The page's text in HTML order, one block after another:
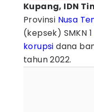
Kupang, IDN
Provinsi Nusa
(kepsek) SMKN 1
korupsi dana
tahun 2022.